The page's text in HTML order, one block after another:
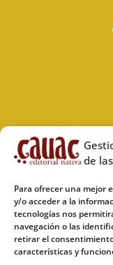
de
Para ofrecer una mejor
y/o acceder a la
tecnologías nos
navegación o las
retirar el
características y